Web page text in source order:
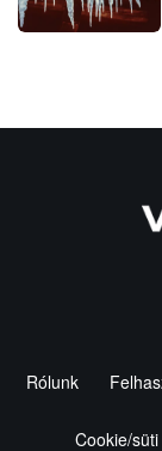
Rólunk
Cookie/